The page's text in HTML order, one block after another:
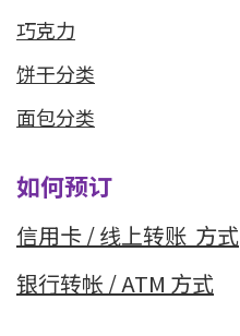
巧克力
饼干分类
面包分类
如何预订
信用卡 / 线上转账 方式
银行转帐 / ATM 方式